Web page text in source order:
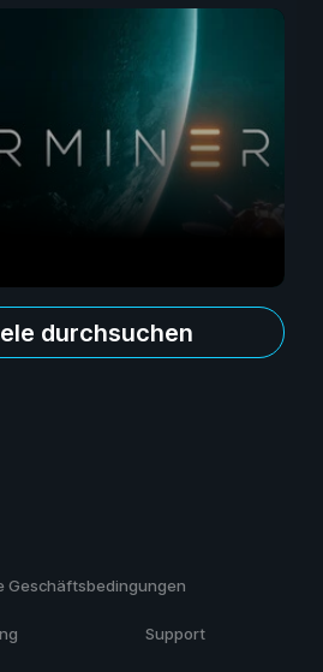
durchsuchen
Geschäftsbedingungen
Support